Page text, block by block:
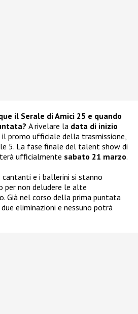
il Serale di Amici 25 e quando
A rivelare la data di inizio
promo ufficiale della trasmissione,
5. La fase finale del talent show di
ufficialmente sabato 21 marzo.
cantanti e i ballerini si stanno
per non deludere le alte
Già nel corso della prima puntata
eliminazioni e nessuno potrà